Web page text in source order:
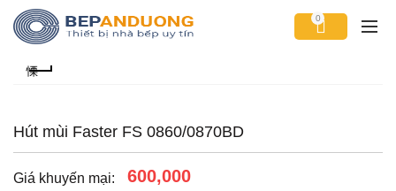
0
Hút mùi Faster FS 0860/0870BD
Giá khuyến mại: 600,000